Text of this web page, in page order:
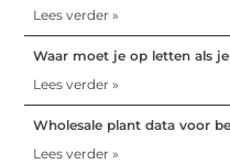
Lees verder »
Waar moet je op letten als
Lees verder »
Wholesale plant data voor
Lees verder »